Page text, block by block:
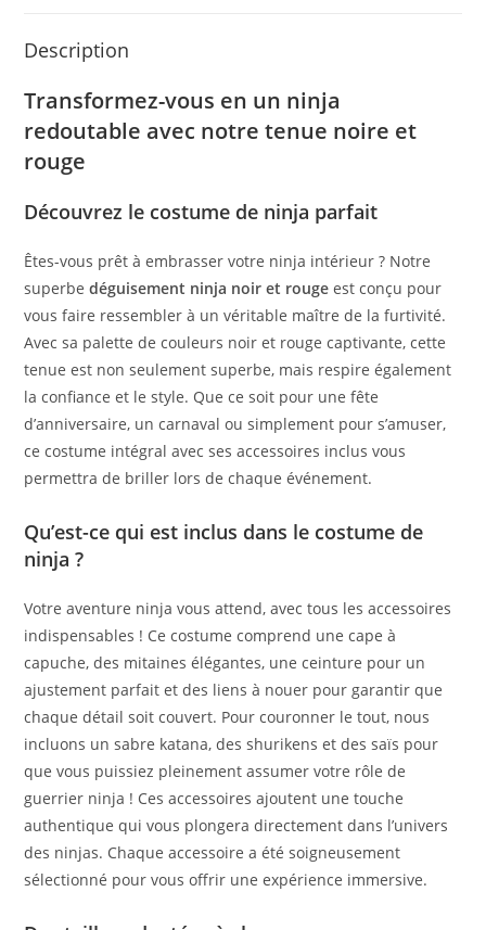
Description
Transformez-vous en un ninja
redoutable avec notre tenue noire et
rouge
Découvrez le costume de ninja parfait
Êtes-vous prêt à embrasser votre ninja intérieur ? Notre
superbedéguisement ninja noir et rouge est conçu pour
vous faire ressembler à un véritable maître de la furtivité.
Avec sa palette de couleurs noir et rouge captivante, cette
tenue est non seulement superbe, mais respire également
la confiance et le style. Que ce soit pour une fête
d’anniversaire, un carnaval ou simplement pour s’amuser,
ce costume intégral avec ses accessoires inclus vous
permettra de briller lors de chaque événement.
Qu’est-ce qui est inclus dans le costume de
ninja ?
Votre aventure ninja vous attend, avec tous les accessoires
indispensables ! Ce costume comprend une cape à
capuche, des mitaines élégantes, une ceinture pour un
ajustement parfait et des liens à nouer pour garantir que
chaque détail soit couvert. Pour couronner le tout, nous
incluons un sabre katana, des shurikens et des saïs pour
que vous puissiez pleinement assumer votre rôle de
guerrier ninja ! Ces accessoires ajoutent une touche
authentique qui vous plongera directement dans l’univers
des ninjas. Chaque accessoire a été soigneusement
sélectionné pour vous offrir une expérience immersive.